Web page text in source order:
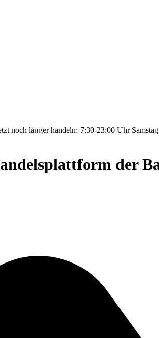
noch länger handeln: 7:30-23:00 Uhr
der